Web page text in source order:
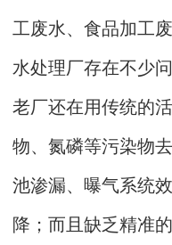
工废水、食品加工
水处理厂存在不少
老厂还在用传统的
物、氮磷等污染物
池渗漏、曝气系统
降；而且缺乏精准